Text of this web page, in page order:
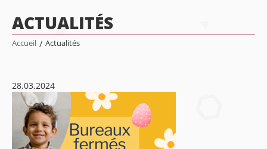
ACTUALITÉS
Accueil / Actualités
28.03.2024